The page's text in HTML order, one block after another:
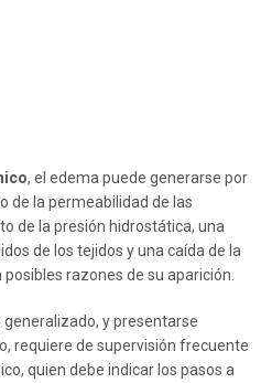
, el edema puede generarse por
de la permeabilidad de las
de la presión hidrostática, una
de los tejidos y una caída de la
razones de su aparición.
generalizado, y presentarse
requiere de supervisión frecuente
quien debe indicar los pasos a